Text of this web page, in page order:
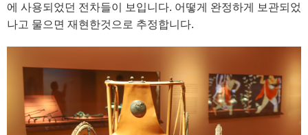
에 사용되었던 전차들이 보입니다. 어떻게 완정하게 보관되었
나고 물으면 재현한것으로 추정합니다.